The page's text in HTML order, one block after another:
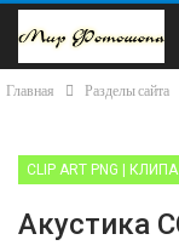
Главная Разделы сайта
Акустика